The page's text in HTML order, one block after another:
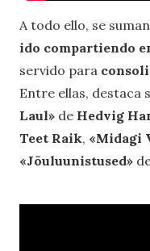
A todo ello, se
ido compartiendo
servido para
Entre ellas, destaca
Laul» de Hedvig
Teet Raik, «Midagi
«Jõuluunistused»